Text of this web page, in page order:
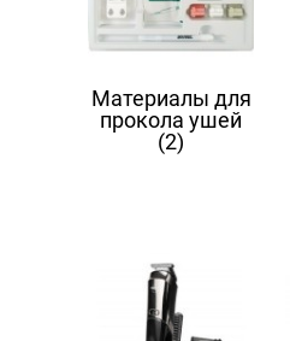
Материалы для
прокола ушей
(2)